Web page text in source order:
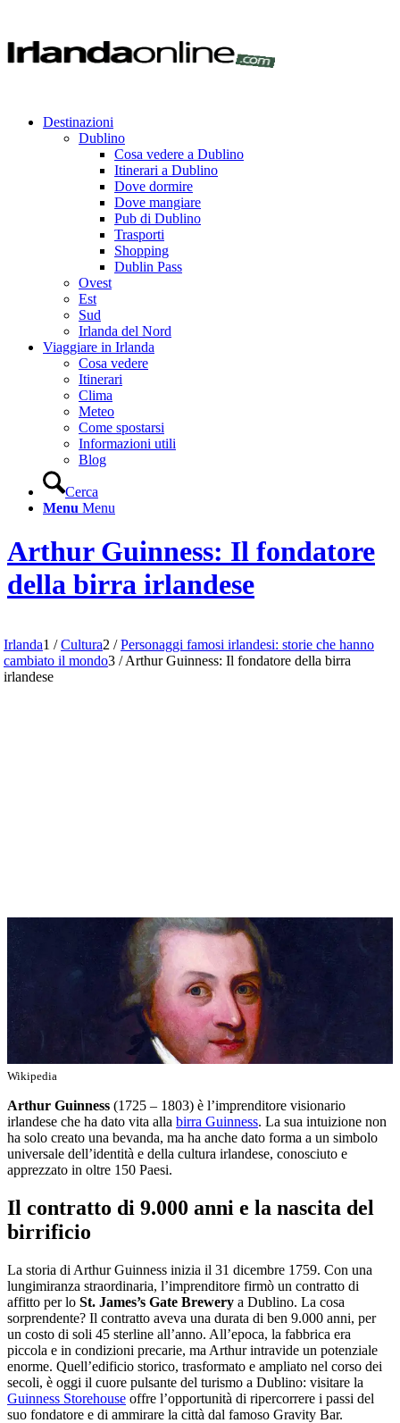
Destinazioni
Dublino
Cosa vedere a Dublino
Itinerari a Dublino
Dove dormire
Dove mangiare
Pub di Dublino
Trasporti
Shopping
Dublin Pass
Ovest
Est
Sud
Irlanda del Nord
Viaggiare in Irlanda
Cosa vedere
Itinerari
Clima
Meteo
Come spostarsi
Informazioni utili
Blog
Cerca
Menu Menu
Arthur Guinness: Il fondatore
della birra irlandese
Irlanda1 / Cultura2 / Personaggi famosi irlandesi: storie che hanno
cambiato il mondo3 / Arthur Guinness: Il fondatore della birra
irlandese
Wikipedia
Arthur Guinness (1725 – 1803) è l’imprenditore visionario
irlandese che ha dato vita alla birra Guinness. La sua intuizione non
ha solo creato una bevanda, ma ha anche dato forma a un simbolo
universale dell’identità e della cultura irlandese, conosciuto e
apprezzato in oltre 150 Paesi.
Il contratto di 9.000 anni e la nascita del
birrificio
La storia di Arthur Guinness inizia il 31 dicembre 1759. Con una
lungimiranza straordinaria, l’imprenditore firmò un contratto di
affitto per lo St. James’s Gate Brewery a Dublino. La cosa
sorprendente? Il contratto aveva una durata di ben 9.000 anni, per
un costo di soli 45 sterline all’anno. All’epoca, la fabbrica era
piccola e in condizioni precarie, ma Arthur intravide un potenziale
enorme. Quell’edificio storico, trasformato e ampliato nel corso dei
secoli, è oggi il cuore pulsante del turismo a Dublino: visitare la
Guinness Storehouse offre l’opportunità di ripercorrere i passi del
suo fondatore e di ammirare la città dal famoso Gravity Bar.